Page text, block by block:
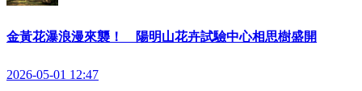
金黃花瀑浪漫來襲！ 陽明山花卉試驗中心相思樹盛開
2026-05-01 12:47